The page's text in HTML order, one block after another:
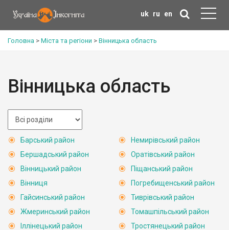
uk ru en
Головна > Міста та регіони > Вінницька область
Вінницька область
Барський район
Бершадський район
Вінницький район
Вінниця
Гайсинський район
Жмеринський район
Іллінецький район
Немирівський район
Оратівський район
Піщанський район
Погребищенський район
Тиврівський район
Томашпільський район
Тростянецький район